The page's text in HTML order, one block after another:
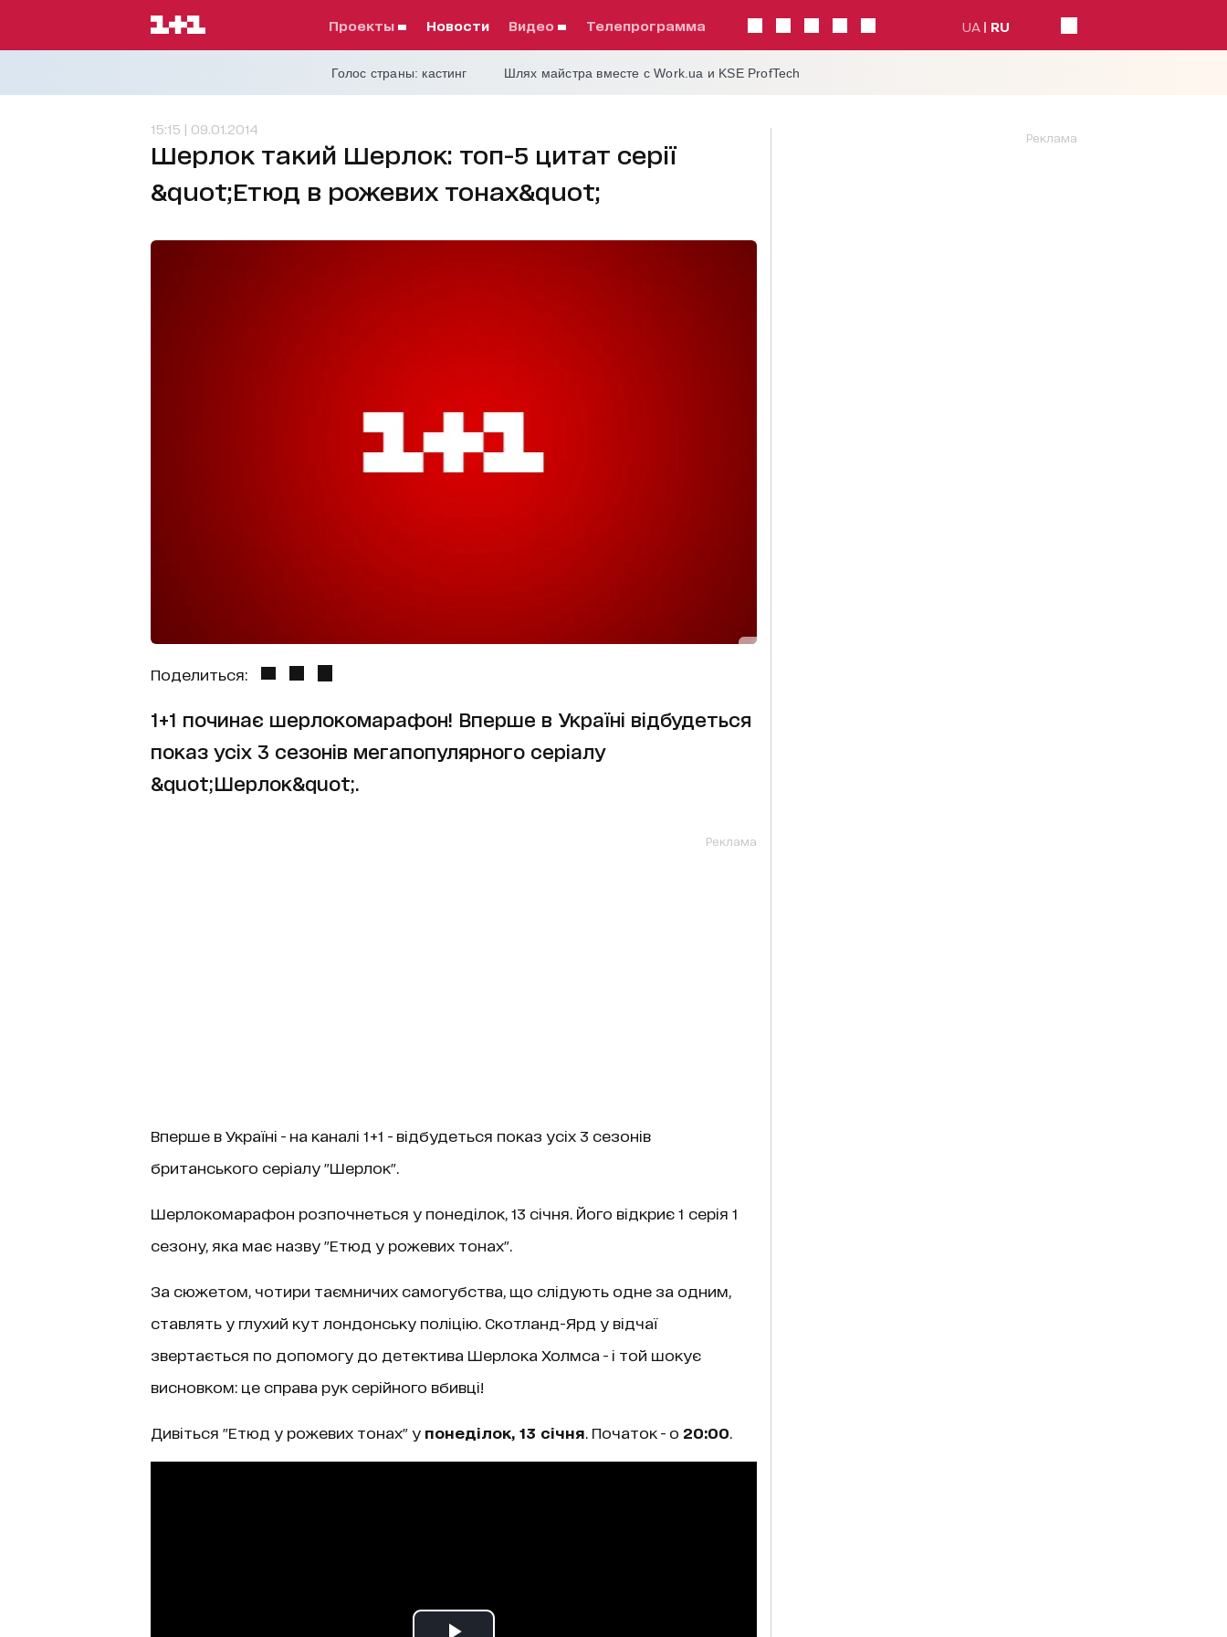
проекты Новости видео телепрограмма UA RU
Голос страны: кастинг Шлях майстра вместе с Work.ua и KSE ProfTech
15:15 | 09.01.2014
Шерлок такий Шерлок: топ-5 цитат серії
&quot;Етюд в рожевих тонах&quot;
Поделиться:
1+1 починає шерлокомарафон! Вперше в Україні відбудеться
показ усіх 3 сезонів мегапопулярного серіалу
&quot;Шерлок&quot;.
Реклама
Вперше в Україні - на каналі 1+1 - відбудеться показ усіх 3 сезонів
британського серіалу "Шерлок".
Шерлокомарафон розпочнеться у понеділок, 13 січня. Його відкриє 1 серія 1
сезону, яка має назву "Етюд у рожевих тонах".
За сюжетом, чотири таємничих самогубства, що слідують одне за одним,
ставлять у глухий кут лондонську поліцію. Скотланд-Ярд у відчаї
звертається по допомогу до детектива Шерлока Холмса - і той шокує
висновком: це справа рук серійного вбивці!
Дивіться "Етюд у рожевих тонах" у понеділок, 13 січня . Початок - о 20:00
Реклама